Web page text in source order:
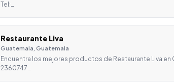
Tel:…
Restaurante Liva
Guatemala, Guatemala
Encuentra los mejores productos de Restaurante Liva en
2360747…